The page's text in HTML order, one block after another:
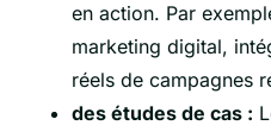
en action. Par
marketing digital,
réels de campagnes
des études de cas :